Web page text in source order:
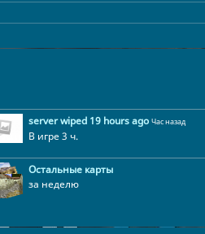
server wiped 19 hours ago Час назад
В игре 3 ч.
Остальные карты
за неделю